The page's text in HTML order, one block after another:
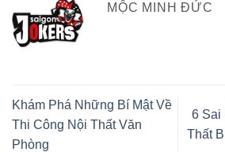
MỘC MINH ĐỨC
Khám Phá Những Bí Mật Về
Thi Công Nội Thất Văn
Phòng
6 Sai
Thất